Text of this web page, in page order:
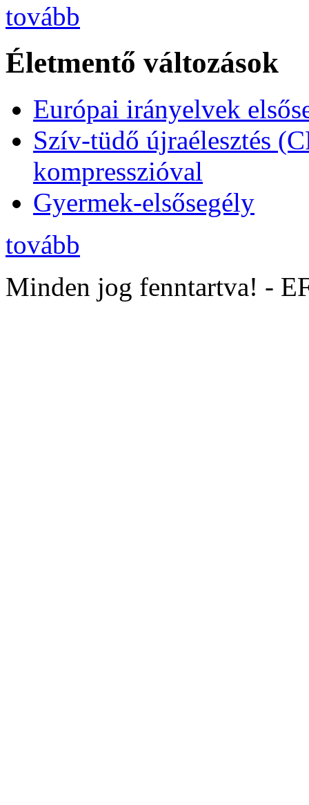
tovább
Életmentő változások
Európai irányelvek
Szív-tüdő újraélesztés
kompresszióval
Gyermek-elsősegély
tovább
Minden jog fenntartva! -